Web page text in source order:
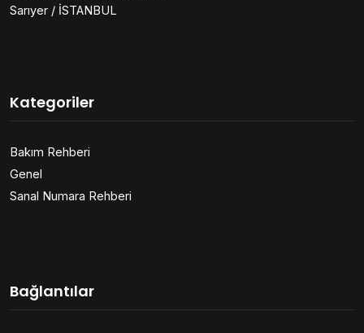
Sarıyer / İSTANBUL
Kategoriler
Bakım Rehberi
Genel
Sanal Numara Rehberi
Bağlantılar